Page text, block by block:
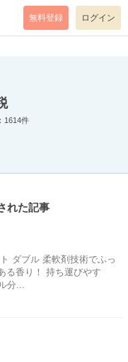
level=notice
無料登録 ログイン
1614件
れた記事
ダブル 柔軟剤技術でふっ
る香り！ 持ち運びやす
分...